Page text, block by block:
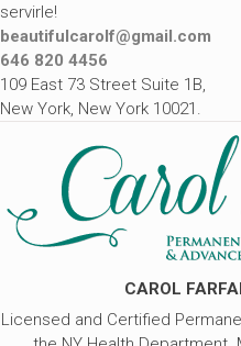
servirle!
beautifulcarolf@gmail.com
646 820 4456
109 East 73 Street Suite 1B,
New York, New York 10021.
CAROL
Licensed and Certified